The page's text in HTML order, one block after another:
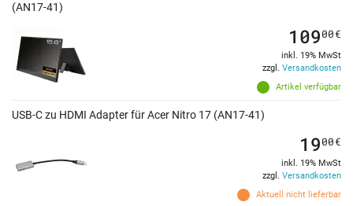
(AN17-41)
Artikel verfügbar
10900€
inkl. 19% MwSt
zzgl. Versandkosten
USB-C zu HDMI Adapter für Acer Nitro 17 (AN17-41)
Aktuell nicht lieferbar
1900€
inkl. 19% MwSt
zzgl. Versandkosten